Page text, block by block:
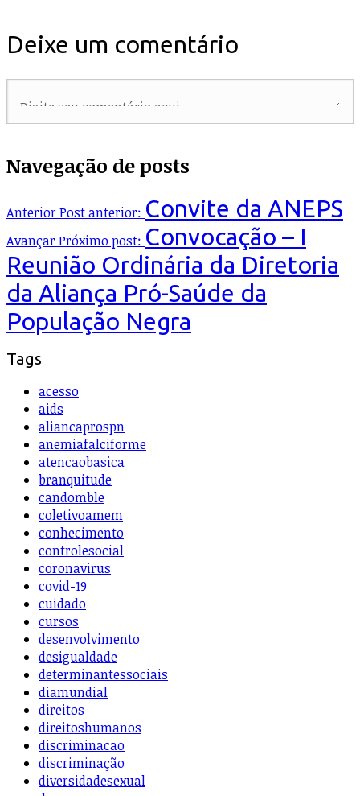
Deixe um comentário
Navegação de posts
AnteriorPost anterior: Convite da ANEPS
AvançarPróximo post: Convocação – I
Reunião Ordinária da Diretoria
da Aliança Pró-Saúde da
População Negra
Tags
acesso
aids
aliancaprospn
anemiafalciforme
atencaobasica
branquitude
candomble
coletivoamem
conhecimento
controlesocial
coronavirus
covid-19
cuidado
cursos
desenvolvimento
desigualdade
determinantessociais
diamundial
direitos
direitoshumanos
discriminacao
discriminação
diversidadesexual